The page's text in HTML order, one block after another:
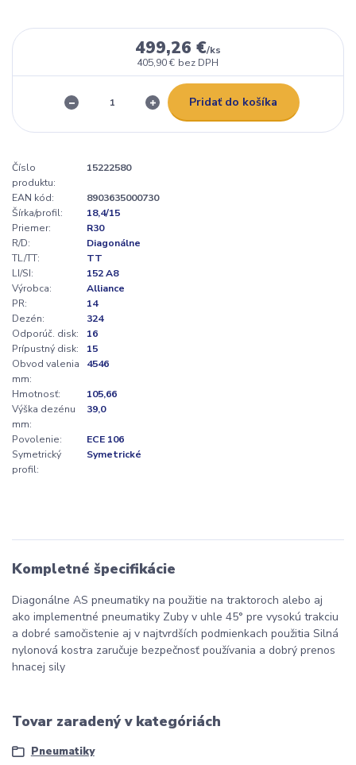
499,26 €/ks
405,90 € bez DPH
Pridať do košíka
Číslo
produktu:
15222580
EAN kód:
8903635000730
Šírka/profil:
18,4/15
Priemer:
R30
R/D:
Diagonálne
TL/TT:
TT
LI/SI:
152 A8
Výrobca:
Alliance
PR:
14
Dezén:
324
Odporúč. disk:
16
Prípustný disk:
15
Obvod valenia
mm:
4546
Hmotnosť:
105,66
Výška dezénu
mm:
39,0
Povolenie:
ECE 106
Symetrický
profil:
Symetrické
Kompletné špecifikácie
Diagonálne AS pneumatiky na použitie na traktoroch alebo aj
ako implementné pneumatiky Zuby v uhle 45° pre vysokú trakciu
a dobré samočistenie aj v najtvrdších podmienkach použitia Silná
nylonová kostra zaručuje bezpečnosť používania a dobrý prenos
hnacej sily
Tovar zaradený v kategóriách
Pneumatiky